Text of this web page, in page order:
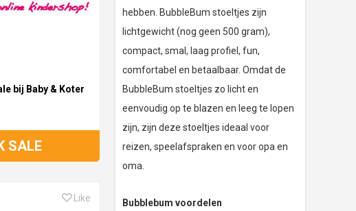
bij Baby & Koter
SALE
Like
hebben. BubbleBum stoeltjes zijn
lichtgewicht (nog geen 500 gram),
compact, smal, laag profiel, fun,
comfortabel en betaalbaar. Omdat de
BubbleBum stoeltjes zo licht en
eenvoudig op te blazen en leeg te lopen
zijn, zijn deze stoeltjes ideaal voor
reizen, speelafspraken en voor opa en
oma.
Bubblebum voordelen